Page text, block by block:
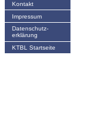
Kontakt
Impressum
Datenschutz-
erklärung
KTBL Startseite